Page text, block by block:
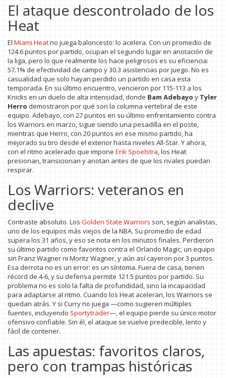
El ataque descontrolado de los
Heat
El Miami Heatno juega baloncesto: lo acelera. Con un promedio de
124.6 puntos por partido, ocupan el segundo lugar en anotación de
la liga, pero lo que realmente los hace peligrosos es su eficiencia:
57.1% de efectividad de campo y 30.3 asistencias por juego. No es
casualidad que solo hayan perdido un partido en casa esta
temporada. En su último encuentro, vencieron por 115-113 a los
Knicks en un duelo de alta intensidad, donde Bam Adebayo y Tyler
Herro demostraron por qué son la columna vertebral de este
equipo. Adebayo, con 27 puntos en su último enfrentamiento contra
los Warriors en marzo, sigue siendo una pesadilla en el poste,
mientras que Herro, con 20 puntos en ese mismo partido, ha
mejorado su tiro desde el exterior hasta niveles All-Star. Y ahora,
con el ritmo acelerado que impone Erik Spoelstra, los Heat
presionan, transicionan y anotan antes de que los rivales puedan
respirar.
Los Warriors: veteranos en
declive
Contraste absoluto. Los Golden State Warriors son, según analistas,
uno de los equipos más viejos de la NBA. Su promedio de edad
supera los 31 años, y eso se nota en los minutos finales. Perdieron
su último partido como favoritos contra el Orlando Magic, un equipo
sin Franz Wagner ni Moritz Wagner, y aún así cayeron por 3 puntos.
Esa derrota no es un error: es un síntoma. Fuera de casa, tienen
récord de 4-6, y su defensa permite 121.5 puntos por partido. Su
problema no es solo la falta de profundidad, sino la incapacidad
para adaptarse al ritmo. Cuando los Heat aceleran, los Warriors se
quedan atrás. Y si Curry no juega —como sugieren múltiples
fuentes, incluyendo Sportytrader—, el equipo pierde su único motor
ofensivo confiable. Sin él, el ataque se vuelve predecible, lento y
fácil de contener.
Las apuestas: favoritos claros,
pero con trampas históricas